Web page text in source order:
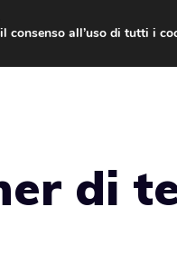
di
all’uso di tutti i